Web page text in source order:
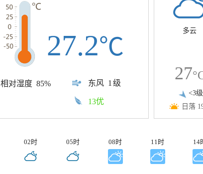
相对湿度 85% 东风 1级
27.2℃
13优
多云
27
<3级
日落
02时 05时 08时 11时 14